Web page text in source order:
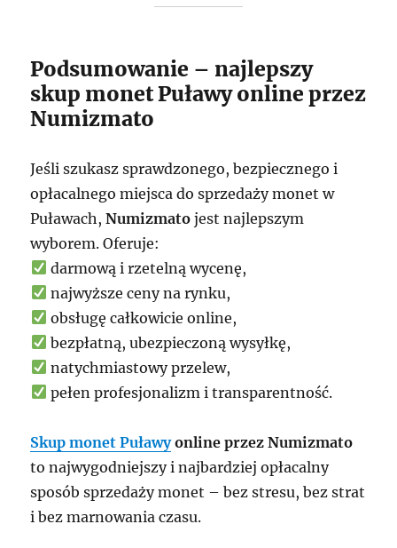
Podsumowanie – najlepszy
skup monet Puławy online przez
Numizmato
Jeśli szukasz sprawdzonego, bezpiecznego i
opłacalnego miejsca do sprzedaży monet w
Puławach,Numizmato jest najlepszym
wyborem. Oferuje:
darmową i rzetelną wycenę,
najwyższe ceny na rynku,
obsługę całkowicie online,
bezpłatną, ubezpieczoną wysyłkę,
natychmiastowy przelew,
pełen profesjonalizm i transparentność.
Skup monet Puławyonline przez Numizmato
to najwygodniejszy i najbardziej opłacalny
sposób sprzedaży monet – bez stresu, bez strat
i bez marnowania czasu.